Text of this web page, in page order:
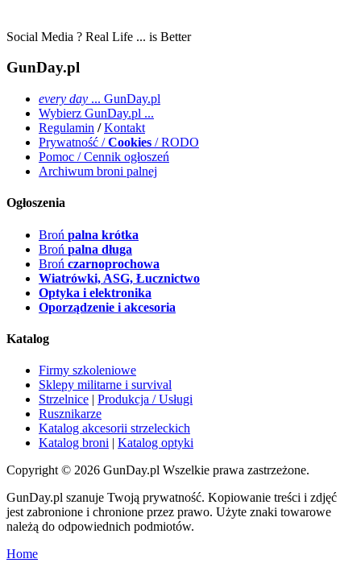
Social Media ? Real Life ... is Better
GunDay.pl
every day ... GunDay.pl
Wybierz GunDay.pl ...
Regulamin / Kontakt
Prywatność /Cookies / RODO
Pomoc / Cennik ogłoszeń
Archiwum broni palnej
Ogłoszenia
Broń palna krótka
Broń palna długa
Broń czarnoprochowa
Wiatrówki, ASG, Łucznictwo
Optyka i elektronika
Oporządzenie i akcesoria
Katalog
Firmy szkoleniowe
Sklepy militarne i survival
Strzelnice | Produkcja / Usługi
Rusznikarze
Katalog akcesorii strzeleckich
Katalog broni | Katalog optyki
Copyright © 2026 GunDay.pl Wszelkie prawa zastrzeżone.
GunDay.pl szanuje Twoją prywatność. Kopiowanie treści i zdjęć
jest zabronione i chronione przez prawo. Użyte znaki towarowe
należą do odpowiednich podmiotów.
Home